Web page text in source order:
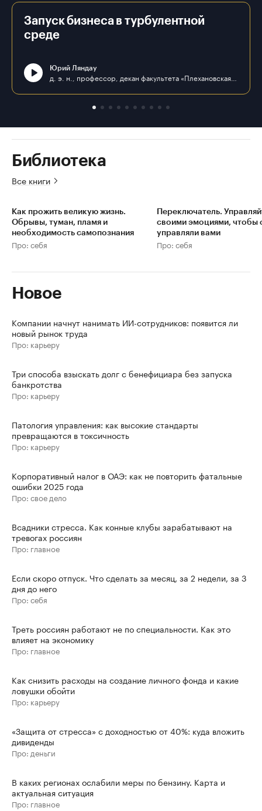
Запуск бизнеса в турбулентной
среде
Юрий Ляндау
Библиотека
Все книги
Как прожить великую жизнь.
Обрывы, туман, пламя и
необходимость самопознания
Про: себя
Переключатель.
своими эмоциями, чтобы
управляли вами
Про: себя
Новое
Компании начнут нанимать ИИ-сотрудников: появится ли
новый рынок труда
Про: карьеру
Три способа взыскать долг с бенефициара без запуска
банкротства
Про: карьеру
Патология управления: как высокие стандарты
превращаются в токсичность
Про: карьеру
Корпоративный налог в ОАЭ: как не повторить фатальные
ошибки 2025 года
Про: свое дело
Всадники стресса. Как конные клубы зарабатывают на
тревогах россиян
Про: главное
Если скоро отпуск. Что сделать за месяц, за 2 недели, за 3
дня до него
Про: себя
Треть россиян работают не по специальности. Как это
влияет на экономику
Про: главное
Как снизить расходы на создание личного фонда и какие
ловушки обойти
Про: карьеру
«Защита от стресса» с доходностью от 40%: куда вложить
дивиденды
Про: деньги
В каких регионах ослабили меры по бензину. Карта и
актуальная ситуация
Про: главное